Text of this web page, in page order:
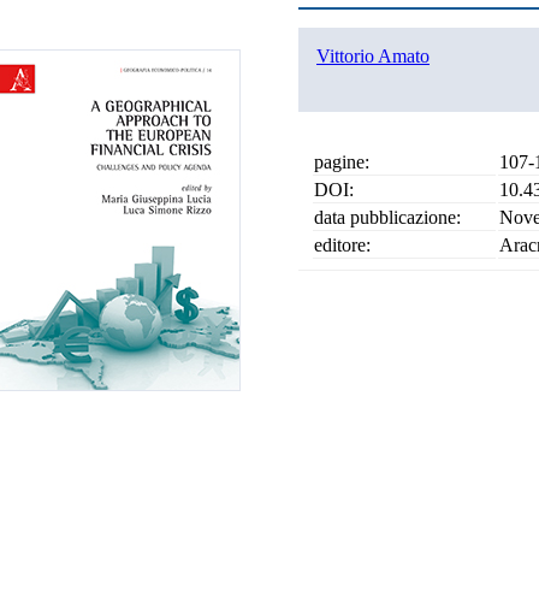
Vittorio Amato
pagine:
107-
DOI:
data pubblicazione:
editore: